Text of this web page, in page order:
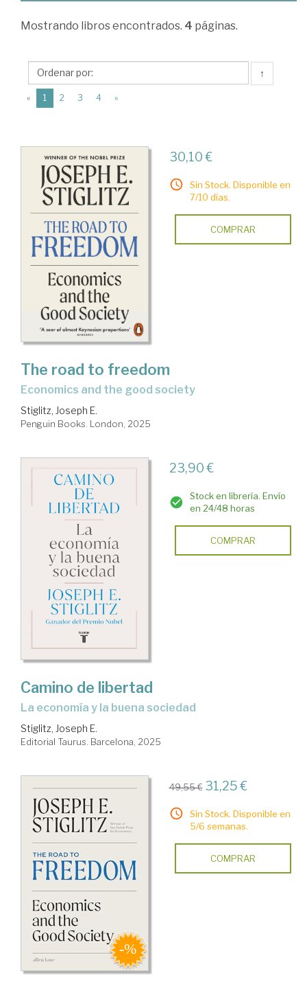
Stiglitz,
Mostrando libros encontrados. 4 páginas.
↑
« 1 (current)
2 3 4 »
30,10 €
Sin Stock. Disponible en
7/10 días.
COMPRAR
The road to freedom
economics and the good society
Stiglitz, Joseph E.
Penguin Books. London, 2025
23,90 €
Stock en librería. Envío
en 24/48 horas
COMPRAR
Camino de libertad
La economía y la buena sociedad
Stiglitz, Joseph E.
Editorial Taurus. Barcelona, 2025
49,55 € 31,25 €
Sin Stock. Disponible en
5/6 semanas.
COMPRAR